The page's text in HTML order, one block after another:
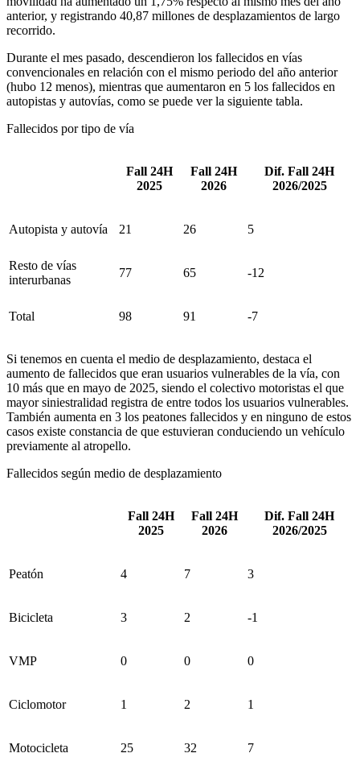
anterior, y registrando 40,87 millones de desplazamientos de largo
recorrido.
Durante el mes pasado, descendieron los fallecidos en vías
convencionales en relación con el mismo periodo del año anterior
(hubo 12 menos), mientras que aumentaron en 5 los fallecidos en
autopistas y autovías, como se puede ver la siguiente tabla.
Fallecidos por tipo de vía
Fall 24H
2025
Fall 24H
2026
Dif. Fall 24H
2026/2025
Autopista y autovía 21 26 5
Resto de vías
interurbanas
77 65 -12
Total 98 91 -7
Si tenemos en cuenta el medio de desplazamiento, destaca el
aumento de fallecidos que eran usuarios vulnerables de la vía, con
10 más que en mayo de 2025, siendo el colectivo motoristas el que
mayor siniestralidad registra de entre todos los usuarios vulnerables.
También aumenta en 3 los peatones fallecidos y en ninguno de estos
casos existe constancia de que estuvieran conduciendo un vehículo
previamente al atropello.
Fallecidos según medio de desplazamiento
Fall 24H
2025
Fall 24H
2026
Dif. Fall 24H
2026/2025
Peatón 4 7 3
Bicicleta 3 2 -1
VMP 0 0 0
Ciclomotor 1 2 1
Motocicleta 25 32 7